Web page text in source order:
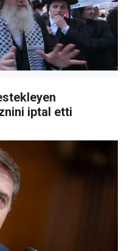
iptal etti